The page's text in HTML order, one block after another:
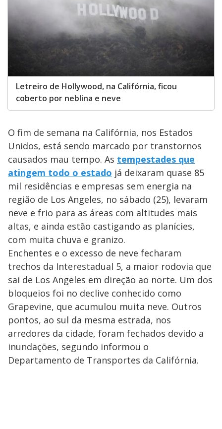
Letreiro de Hollywood, na Califórnia, ficou
coberto por neblina e neve
O fim de semana na Califórnia, nos Estados
Unidos, está sendo marcado por transtornos
causados mau tempo. As tempestades que
atingem todo o estado já deixaram quase 85
mil residências e empresas sem energia na
região de Los Angeles, no sábado (25), levaram
neve e frio para as áreas com altitudes mais
altas, e ainda estão castigando as planícies,
com muita chuva e granizo.
Enchentes e o excesso de neve fecharam
trechos da Interestadual 5, a maior rodovia que
sai de Los Angeles em direção ao norte. Um dos
bloqueios foi no declive conhecido como
Grapevine, que acumulou muita neve. Outros
pontos, ao sul da mesma estrada, nos
arredores da cidade, foram fechados devido a
inundações, segundo informou o
Departamento de Transportes da Califórnia.